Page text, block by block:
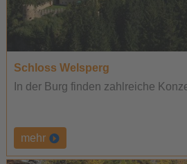
Schloss Welsperg
In der Burg finden zahlreiche
mehr